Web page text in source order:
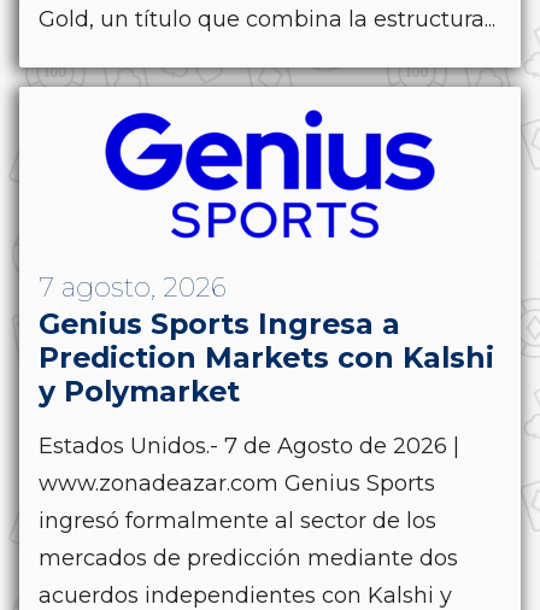
Gold, un título que combina la estructura...
7 agosto, 2026
Genius Sports Ingresa a
Prediction Markets con Kalshi
y Polymarket
Estados Unidos.- 7 de Agosto de 2026 |
www.zonadeazar.com Genius Sports
ingresó formalmente al sector de los
mercados de predicción mediante dos
acuerdos independientes con Kalshi y